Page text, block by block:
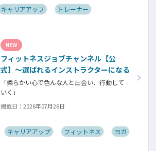
今の仕事や環境を変えたい！とお悩みの方、
キャリアアップ トレーナー
NEW
フィットネスジョブチャンネル【公
式】～選ばれるインストラクターになる
には～
「柔らかい心で色んな人と出会い、行動して
いく」
自信がないときほど、自分には不可能だと思っ
たことに挑戦したり、周囲のすすめに素直に
そんな風に自分だけでは思いつかないことを
掲載日： 2026年07月26日
キャリアアップ フィットネス ヨガ